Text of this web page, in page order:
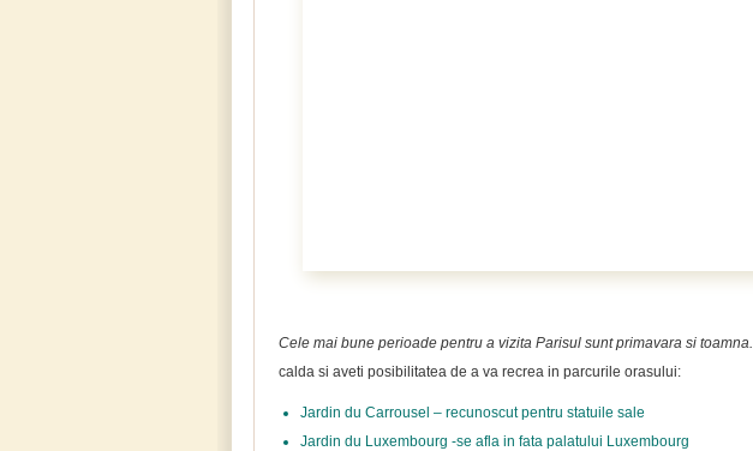
Cele mai bune perioade pentru a vizita Parisul sunt primavara si toamna.
calda si aveti posibilitatea de a va recrea in parcurile orasului:
Jardin du Carrousel – recunoscut pentru statuile sale
Jardin du Luxembourg -se afla in fata palatului Luxembourg